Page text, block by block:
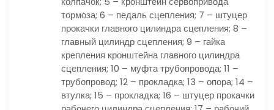
тормоза; 6 – педаль сцепления; 7 – штуцер
прокачки главного цилиндра сцепления; 8 –
главный цилиндр сцепления; 9 – гайка
крепления кронштейна главного цилиндра
сцепления; 10 – муфта трубопровода; 11 –
трубопровод; 12 – прокладка; 13 – опора; 14 –
втулка; 15 – прокладка; 16 – штуцер прокачки